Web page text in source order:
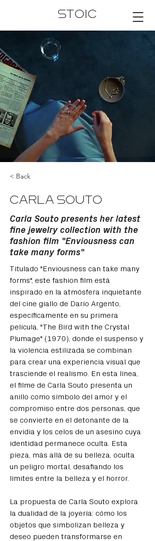
STOIC
< Back
CARLA SOUTO
Carla Souto presents her latest
fine jewelry collection with the
fashion film "Enviousness can
take many forms"
Titulado "Enviousness can take many
forms", este fashion film está
inspirado en la atmósfera inquietante
del cine giallo de Dario Argento,
específicamente en su primera
película, "The Bird with the Crystal
Plumage" (1970), donde el suspenso y
la violencia estilizada se combinan
para crear una experiencia visual que
trasciende el realismo. En esta línea,
el filme de Carla Souto presenta un
anillo como símbolo del amor y el
compromiso entre dos personas, que
se convierte en el detonante de la
envidia y los celos de un asesino cuya
identidad permanece oculta. Esta
pieza, más allá de su belleza, oculta
un peligro mortal, desafiando los
límites entre la belleza y el horror.
La propuesta de Carla Souto explora
la dualidad de la joyería: cómo los
objetos que simbolizan belleza y
deseo pueden transformarse en